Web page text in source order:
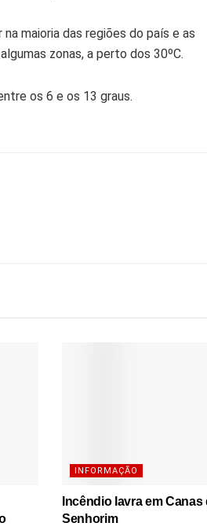
maioria das regiões do país e as
zonas, a perto dos 30ºC.
os 6 e os 13 graus.
INFORMAÇÃO
Incêndio lavra em Canas
Senhorim